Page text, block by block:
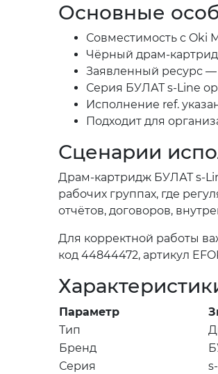
Основные
Совместимость с Oki
Чёрный драм-
Заявленный ресурс
Серия БУЛАТ s-Line
Исполнение ref.
Подходит для
Сценарии
Драм-картридж БУЛАТ s-
рабочих группах, где
отчётов, договоров,
Для корректной работы
код 44844472, артикул
Параметр
Тип
Бренд
Серия